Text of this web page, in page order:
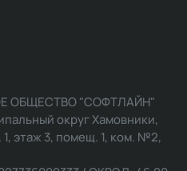
ОБЩЕСТВО "СОФТЛАЙН"
округ Хамовники,
1, этаж 3, помещ. 1, ком. №2,